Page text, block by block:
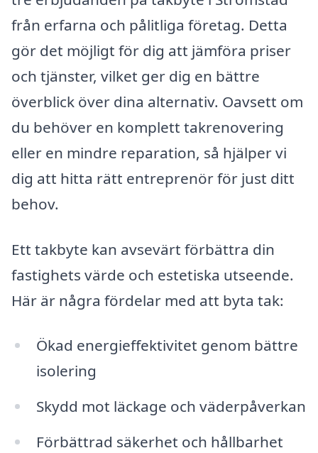
från erfarna och pålitliga företag. Detta
gör det möjligt för dig att jämföra priser
och tjänster, vilket ger dig en bättre
överblick över dina alternativ. Oavsett om
du behöver en komplett takrenovering
eller en mindre reparation, så hjälper vi
dig att hitta rätt entreprenör för just ditt
behov.
Ett takbyte kan avsevärt förbättra din
fastighets värde och estetiska utseende.
Här är några fördelar med att byta tak:
Ökad energieffektivitet genom bättre
isolering
Skydd mot läckage och väderpåverkan
Förbättrad säkerhet och hållbarhet